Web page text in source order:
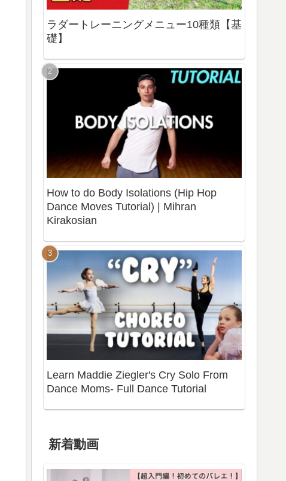
ラダートレーニングメニュー10種類【基
礎】
How to do Body Isolations (Hip Hop
Dance Moves Tutorial) | Mihran
Kirakosian
Learn Maddie Ziegler's Cry Solo From
Dance Moms- Full Dance Tutorial
新着動画